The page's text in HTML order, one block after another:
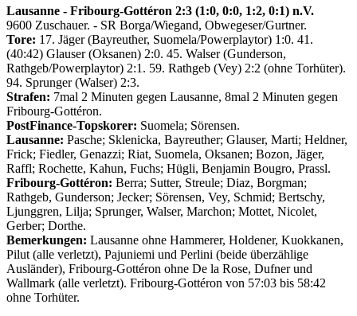
Lausanne - Fribourg-Gottéron 2:3 (1:0, 0:0, 1:2, 0:1) n.V.
9600 Zuschauer. - SR Borga/Wiegand, Obwegeser/Gurtner.
Tore: 17. Jäger (Bayreuther, Suomela/Powerplaytor) 1:0. 41.
(40:42) Glauser (Oksanen) 2:0. 45. Walser (Gunderson,
Rathgeb/Powerplaytor) 2:1. 59. Rathgeb (Vey) 2:2 (ohne Torhüter).
94. Sprunger (Walser) 2:3.
Strafen: 7mal 2 Minuten gegen Lausanne, 8mal 2 Minuten gegen
Fribourg-Gottéron.
PostFinance-Topskorer: Suomela; Sörensen.
Lausanne: Pasche; Sklenicka, Bayreuther; Glauser, Marti; Heldner,
Frick; Fiedler, Genazzi; Riat, Suomela, Oksanen; Bozon, Jäger,
Raffl; Rochette, Kahun, Fuchs; Hügli, Benjamin Bougro, Prassl.
Fribourg-Gottéron: Berra; Sutter, Streule; Diaz, Borgman;
Rathgeb, Gunderson; Jecker; Sörensen, Vey, Schmid; Bertschy,
Ljunggren, Lilja; Sprunger, Walser, Marchon; Mottet, Nicolet,
Gerber; Dorthe.
Bemerkungen: Lausanne ohne Hammerer, Holdener, Kuokkanen,
Pilut (alle verletzt), Pajuniemi und Perlini (beide überzählige
Ausländer), Fribourg-Gottéron ohne De la Rose, Dufner und
Wallmark (alle verletzt). Fribourg-Gottéron von 57:03 bis 58:42
ohne Torhüter.